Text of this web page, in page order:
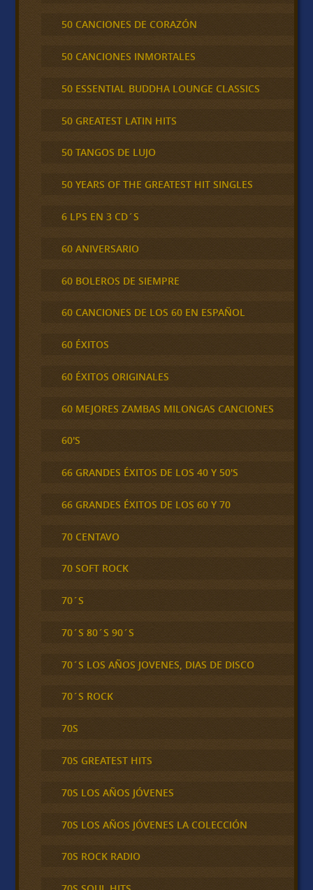
50 CANCIONES DE CORAZÓN
50 CANCIONES INMORTALES
50 ESSENTIAL BUDDHA LOUNGE CLASSICS
50 GREATEST LATIN HITS
50 TANGOS DE LUJO
50 YEARS OF THE GREATEST HIT SINGLES
6 LPS EN 3 CD´S
60 ANIVERSARIO
60 BOLEROS DE SIEMPRE
60 CANCIONES DE LOS 60 EN ESPAÑOL
60 ÉXITOS
60 ÉXITOS ORIGINALES
60 MEJORES ZAMBAS MILONGAS CANCIONES
60'S
66 GRANDES ÉXITOS DE LOS 40 Y 50'S
66 GRANDES ÉXITOS DE LOS 60 Y 70
70 CENTAVO
70 SOFT ROCK
70´S
70´S 80´S 90´S
70´S LOS AÑOS JOVENES, DIAS DE DISCO
70´S ROCK
70S
70S GREATEST HITS
70S LOS AÑOS JÓVENES
70S LOS AÑOS JÓVENES LA COLECCIÓN
70S ROCK RADIO